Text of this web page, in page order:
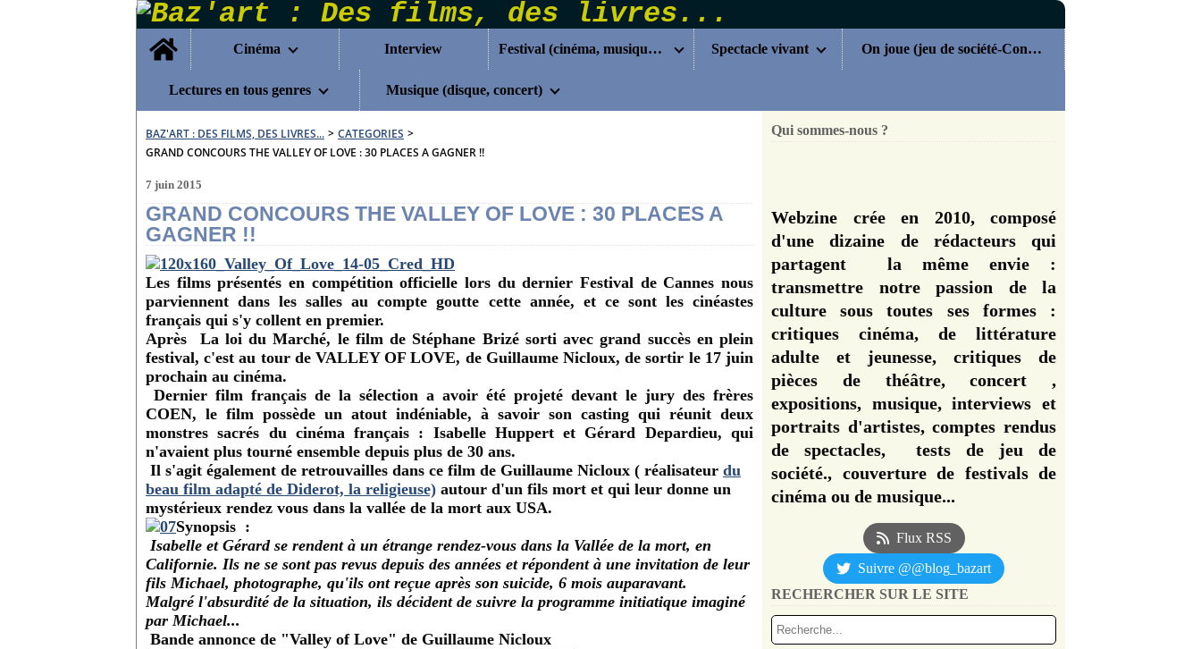
Home
Cinéma
Interview Festival (cinéma, musique...) Spectacle vivant On joue (jeu de société-Concours)
Lectures en tous genres Musique (disque, concert)
BAZ'ART : DES FILMS, DES LIVRES... > CATEGORIES >
GRAND CONCOURS THE VALLEY OF LOVE : 30 PLACES A GAGNER !!
7 juin 2015
GRAND CONCOURS THE VALLEY OF LOVE : 30 PLACES A
GAGNER !!
Les films présentés en compétition officielle lors du dernier Festival de Cannes nous
parviennent dans les salles au compte goutte cette année, et ce sont les cinéastes
français qui s'y collent en premier.
Après La loi du Marché, le film de Stéphane Brizé sorti avec grand succès en plein
festival, c'est au tour de VALLEY OF LOVE, de Guillaume Nicloux, de sortir le 17 juin
prochain au cinéma.
Dernier film français de la sélection a avoir été projeté devant le jury des frères
COEN, le film possède un atout indéniable, à savoir son casting qui réunit deux
monstres sacrés du cinéma français : Isabelle Huppert et Gérard Depardieu, qui
n'avaient plus tourné ensemble depuis plus de 30 ans.
Il s'agit également de retrouvailles dans ce film de Guillaume Nicloux ( réalisateur du
beau film adapté de Diderot, la religieuse) autour d'un fils mort et qui leur donne un
mystérieux rendez vous dans la vallée de la mort aux USA.
Synopsis :
Isabelle et Gérard se rendent à un étrange rendez-vous dans la Vallée de la mort, en
Californie. Ils ne se sont pas revus depuis des années et répondent à une invitation de leur
fils Michael, photographe, qu'ils ont reçue après son suicide, 6 mois auparavant.
Malgré l'absurdité de la situation, ils décident de suivre la programme initiatique imaginé
par Michael...
Bande annonce de "Valley of Love" de Guillaume Nicloux
Qui sommes-nous ?
Webzine crée en 2010, composé
d'une dizaine de rédacteurs qui
partagent la même envie :
transmettre notre passion de la
culture sous toutes ses formes :
critiques cinéma, de littérature
adulte et jeunesse, critiques de
pièces de théâtre, concert ,
expositions, musique, interviews et
portraits d'artistes, comptes rendus
de spectacles, tests de jeu de
société., couverture de festivals de
cinéma ou de musique...
Flux RSS
Suivre @@blog_bazart
RECHERCHER SUR LE SITE